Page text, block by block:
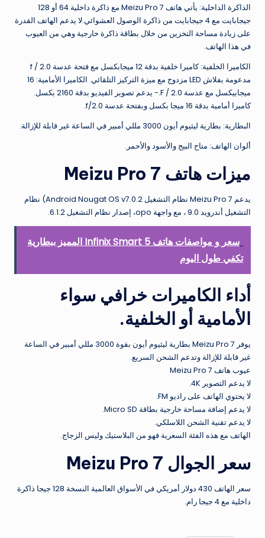
الذاكرة الداخلية: يأتي هاتف Meizu Pro 7 مع ذاكرة داخلية 64 أو 128
جيجابايت مع 4 جيجابايت من ذاكرة الوصول العشوائي.لا يدعم الهاتف القدرة
على زيادة مساحة التخزين من خلال بطاقة ذاكرة خارجية وهي من العيوب
في هذا الهاتف.
الكاميرا الخلفية: كاميرا خلفية بدقة 12 ميجابكسل مع فتحة عدسة f / 2.0
مدعومة بفلاش LED مزدوج مع ميزة التركيز التلقائي. الكاميرا الأمامية: 16
ميجابيكسل مع عدسة F / 2.0.- يدعم تصوير الفيديو بدقة 2160 بكسل.
كاميرا أمامية بدقة 16 ميجا بكسل وبفتحة عدسة f/2.0.
البطارية: بطارية ليثيوم أيون 3000 مللي أمبير في الساعة غير قابلة للإزالة.
ألوان الهاتف: متاح البيج والأسود والأحمر.
ميزات هاتف Meizu Pro 7
يدعم Meizu Pro 7 نظام التشغيل Android Nougat OS v7.0.2) نظام
التشغيل أندرويد 9.0 ، مع واجهة opo، إصدار نظام التشغيل 6.1.2.
سعر و مواصفات هاتف Infinix Smart 5 المميز ببطارية
تكفي طول اليوم
أداء الكاميرات خرافي سواء
الأمامية أو الخلفية.
يوفر Meizu Pro 7 بطارية ليثيوم أيون بقوة 3000 مللي أمبير في الساعة
غير قابلة للإزالة وتدعم الشحن السريع.
عيوب هاتف Meizu Pro 7
لا يدعم التصوير 4K.
لا يحتوي الهاتف على راديو FM.
لا يدعم إضافة مساحة خارجية بطاقة Micro SD.
لا يدعم تقنية الشحن اللاسلكي.
الهاتف مع هذه الفئة السعرية فهو من البلاستيك وليس الزجاج.
سعر الجوال Meizu Pro 7
سعر الهاتف 430 دولار أمريكي في الأسواق العالمية النسخة 128 جيجا ذاكرة
داخلية مع 4 جيجا رام.